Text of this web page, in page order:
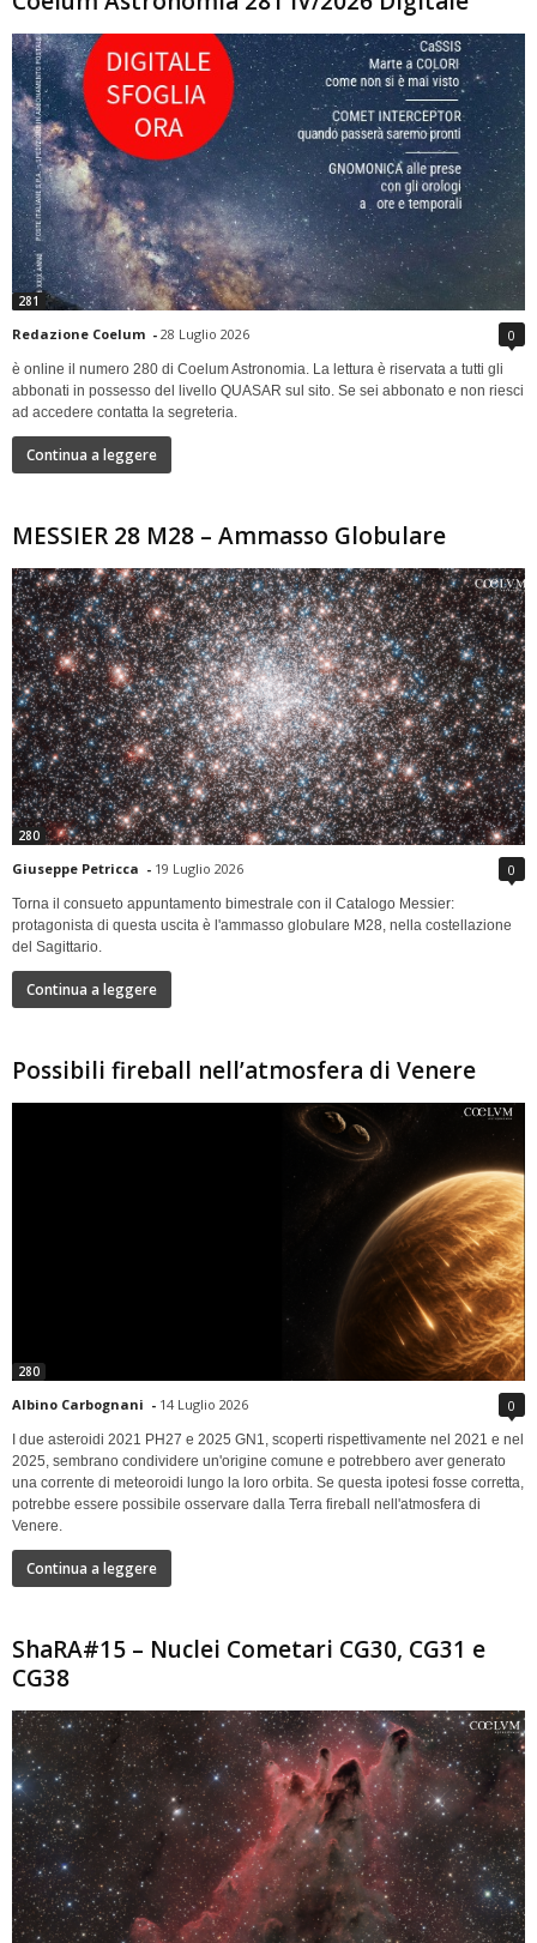
281
Redazione Coelum - 28 Luglio 2026 0
è online il numero 280 di Coelum Astronomia. La lettura è riservata a tutti gli
abbonati in possesso del livello QUASAR sul sito. Se sei abbonato e non riesci
ad accedere contatta la segreteria.
Continua a leggere
MESSIER 28 M28 – Ammasso Globulare
280
Giuseppe Petricca - 19 Luglio 2026 0
Torna il consueto appuntamento bimestrale con il Catalogo Messier:
protagonista di questa uscita è l'ammasso globulare M28, nella costellazione
del Sagittario.
Continua a leggere
Possibili fireball nell’atmosfera di Venere
280
Albino Carbognani - 14 Luglio 2026 0
I due asteroidi 2021 PH27 e 2025 GN1, scoperti rispettivamente nel 2021 e nel
2025, sembrano condividere un'origine comune e potrebbero aver generato
una corrente di meteoroidi lungo la loro orbita. Se questa ipotesi fosse corretta,
potrebbe essere possibile osservare dalla Terra fireball nell'atmosfera di
Venere.
Continua a leggere
ShaRA#15 – Nuclei Cometari CG30, CG31 e
CG38